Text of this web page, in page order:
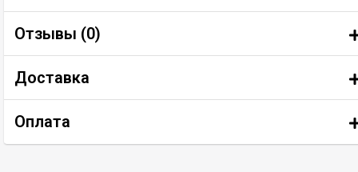
Отзывы (0)
Доставка
Оплата